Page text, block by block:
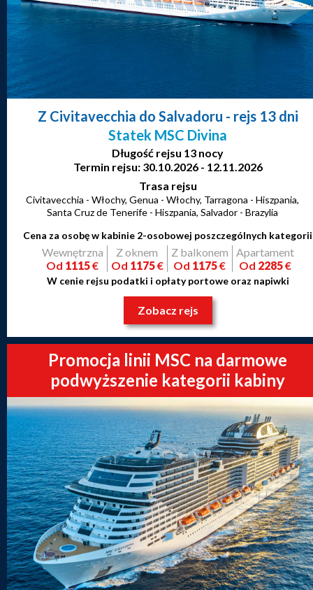
Z Civitavecchia do Salvadoru - rejs 13 dni
Statek MSC Divina
Długość rejsu 13 nocy
Termin rejsu: 30.10.2026 - 12.11.2026
Trasa rejsu
Civitavecchia - Włochy, Genua - Włochy, Tarragona - Hiszpania,
Santa Cruz de Tenerife - Hiszpania, Salvador - Brazylia
Cena za osobę w kabinie 2-osobowej poszczególnych kategorii
Wewnętrzna
Od 1115€
Z oknem
Od 1175€
Z balkonem
Od 1175€
Apartament
Od 2285€
W cenie rejsu podatki i opłaty portowe oraz napiwki
Zobacz rejs
Promocja linii MSC na darmowe
podwyższenie kategorii kabiny